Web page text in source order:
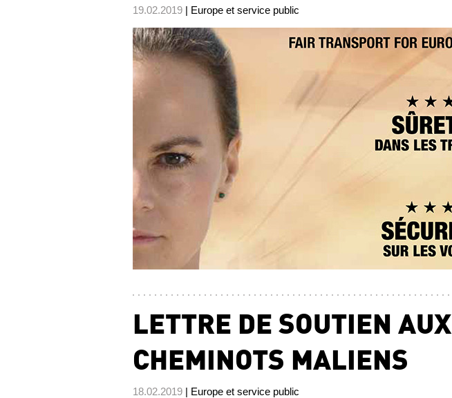
19.02.2019 | Europe et service public
LETTRE DE SOUTIEN AUX
CHEMINOTS MALIENS
18.02.2019 | Europe et service public